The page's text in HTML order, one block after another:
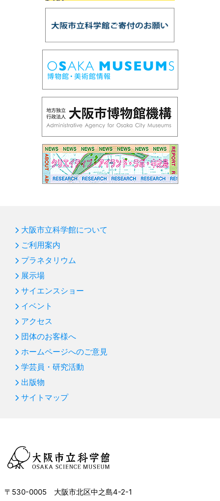
大阪市立科学館について
ご利用案内
プラネタリウム
展示場
サイエンスショー
イベント
アクセス
団体のお客様へ
ホームページへのご意見
学芸員・研究活動
出版物
サイトマップ
〒530-0005 大阪市北区中之島4-2-1